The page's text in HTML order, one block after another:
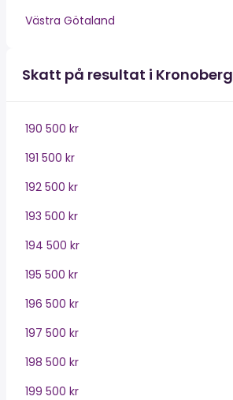
Västra Götaland
Skatt på resultat i Kronoberg
190 500 kr
191 500 kr
192 500 kr
193 500 kr
194 500 kr
195 500 kr
196 500 kr
197 500 kr
198 500 kr
199 500 kr